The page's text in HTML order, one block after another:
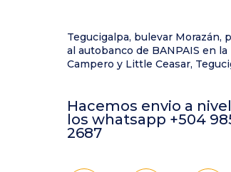
Tegucigalpa, bulevar Morazán,
al autobanco de BANPAIS en
Campero y Little Ceasar,
Hacemos envio a
los whatsapp +504
2687